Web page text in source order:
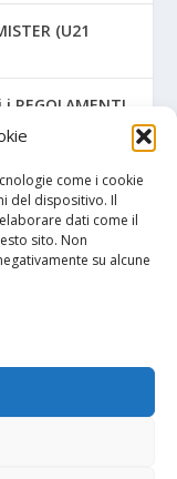
come i cookie
del dispositivo. Il
dati come il
sito. Non
su alcune
(U21
REGOLAMENTI
firmano